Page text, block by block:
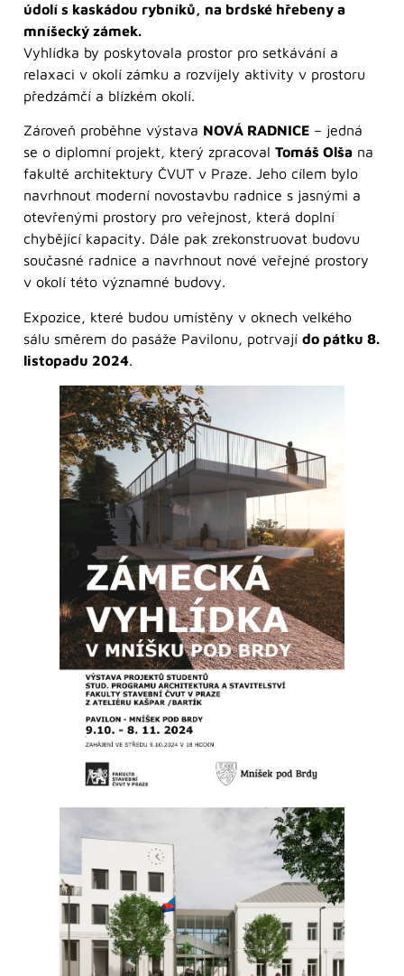
údolí s kaskádou rybníků, na brdské hřebeny a
mníšecký zámek.
Vyhlídka by poskytovala prostor pro setkávání a
relaxaci v okolí zámku a rozvíjely aktivity v prostoru
předzámčí a blízkém okolí.
Zároveň proběhne výstava NOVÁ RADNICE – jedná
se o diplomní projekt, který zpracoval Tomáš Olša na
fakultě architektury ČVUT v Praze. Jeho cílem bylo
navrhnout moderní novostavbu radnice s jasnými a
otevřenými prostory pro veřejnost, která doplní
chybějící kapacity. Dále pak zrekonstruovat budovu
současné radnice a navrhnout nové veřejné prostory
v okolí této významné budovy.
Expozice, které budou umístěny v oknech velkého
sálu směrem do pasáže Pavilonu, potrvají do pátku 8.
listopadu 2024.